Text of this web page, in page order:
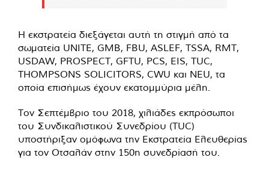
Η εκστρατεία διεξάγεται αυτή τη στιγμή από τα
σωματεία UNITE, GMB, FBU, ASLEF, TSSA, RMT,
USDAW, PROSPECT, GFTU, PCS, EIS, TUC,
THOMPSONS SOLICITORS, CWU και NEU, τα
οποία επισήμως έχουν εκατομμύρια μέλη.
Τον Σεπτέμβριο του 2018, χιλιάδες εκπρόσωποι
του Συνδικαλιστικού Συνεδρίου (TUC)
υποστήριξαν ομόφωνα την Εκστρατεία Ελευθερίας
για τον Οτσαλάν στην 150η συνεδρίασή του.